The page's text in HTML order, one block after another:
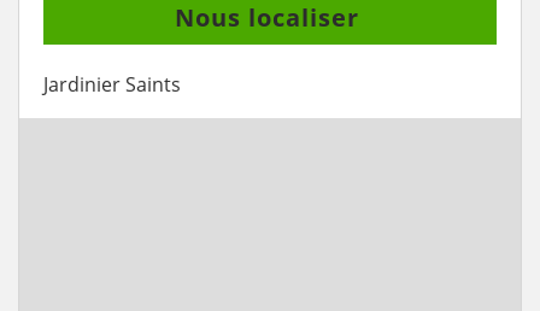
Nous localiser
Jardinier Saints